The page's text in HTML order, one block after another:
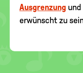
Ausgrenzung
erwünscht zu